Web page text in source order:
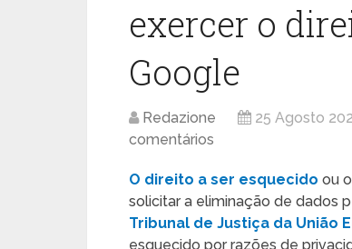
exercer o
Google
Redazione 25 Agosto
comentários
O direito a ser esquecido ou o
solicitar a eliminação de dados
Tribunal de Justiça da União
esquecido por razões de